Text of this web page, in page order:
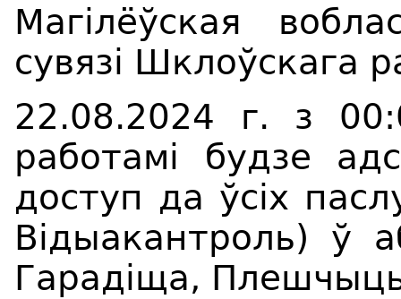
Магілёўская
сувязі Шклоўскага
22.08.2024 г. з
работамі будзе
доступ да ўсіх
Вiдыакантроль) ў
Гарадіща, Плешч